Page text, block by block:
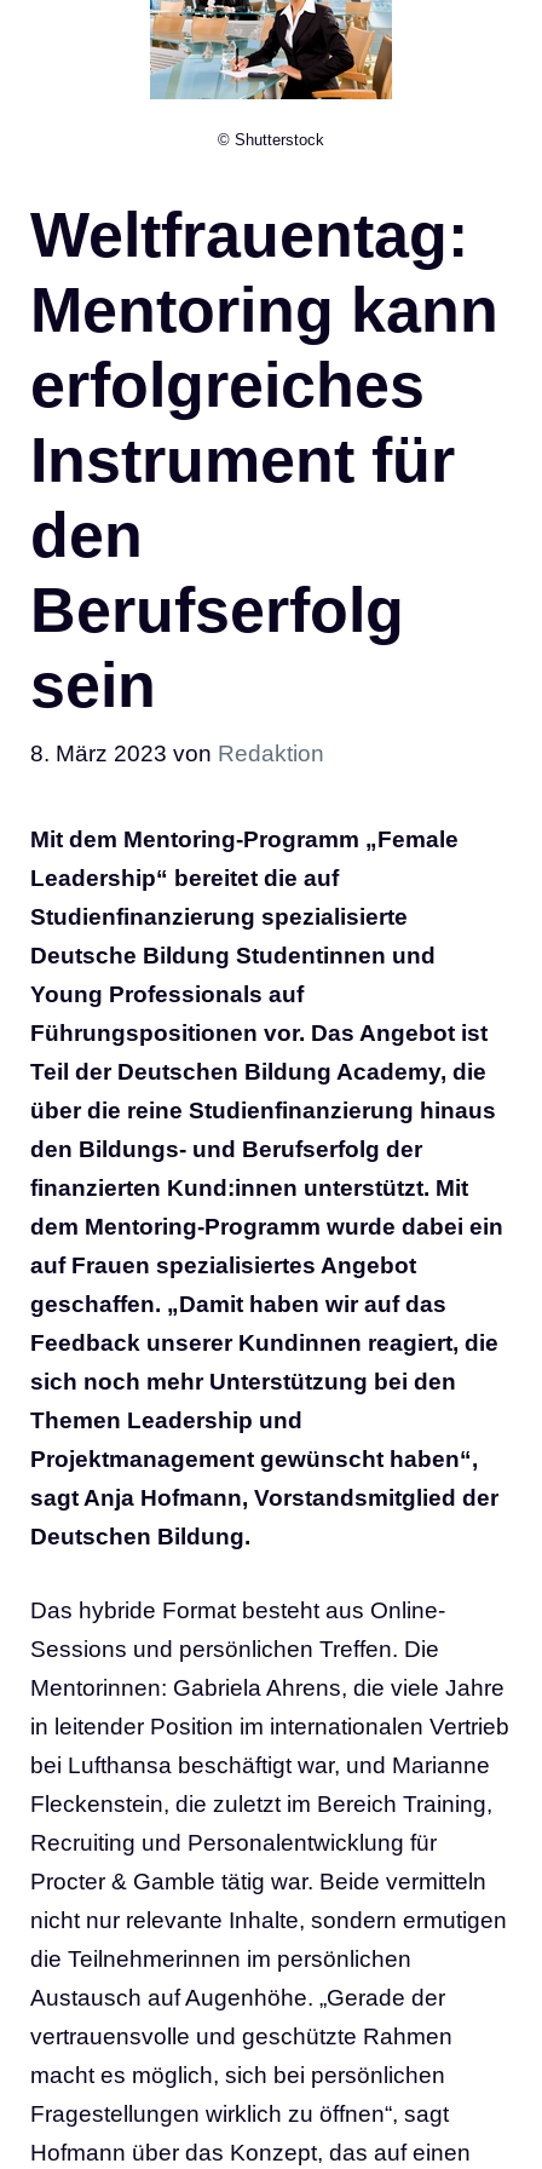
© Shutterstock
Weltfrauentag:
Mentoring kann
erfolgreiches
Instrument für
den
Berufserfolg
sein
8. März 2023 von Redaktion
Mit dem Mentoring-Programm „Female
Leadership“ bereitet die auf
Studienfinanzierung spezialisierte
Deutsche Bildung Studentinnen und
Young Professionals auf
Führungspositionen vor. Das Angebot ist
Teil der Deutschen Bildung Academy, die
über die reine Studienfinanzierung hinaus
den Bildungs- und Berufserfolg der
finanzierten Kund:innen unterstützt. Mit
dem Mentoring-Programm wurde dabei ein
auf Frauen spezialisiertes Angebot
geschaffen. „Damit haben wir auf das
Feedback unserer Kundinnen reagiert, die
sich noch mehr Unterstützung bei den
Themen Leadership und
Projektmanagement gewünscht haben“,
sagt Anja Hofmann, Vorstandsmitglied der
Deutschen Bildung.
Das hybride Format besteht aus Online-
Sessions und persönlichen Treffen. Die
Mentorinnen: Gabriela Ahrens, die viele Jahre
in leitender Position im internationalen Vertrieb
bei Lufthansa beschäftigt war, und Marianne
Fleckenstein, die zuletzt im Bereich Training,
Recruiting und Personalentwicklung für
Procter & Gamble tätig war. Beide vermitteln
nicht nur relevante Inhalte, sondern ermutigen
die Teilnehmerinnen im persönlichen
Austausch auf Augenhöhe. „Gerade der
vertrauensvolle und geschützte Rahmen
macht es möglich, sich bei persönlichen
Fragestellungen wirklich zu öffnen“, sagt
Hofmann über das Konzept, das auf einen